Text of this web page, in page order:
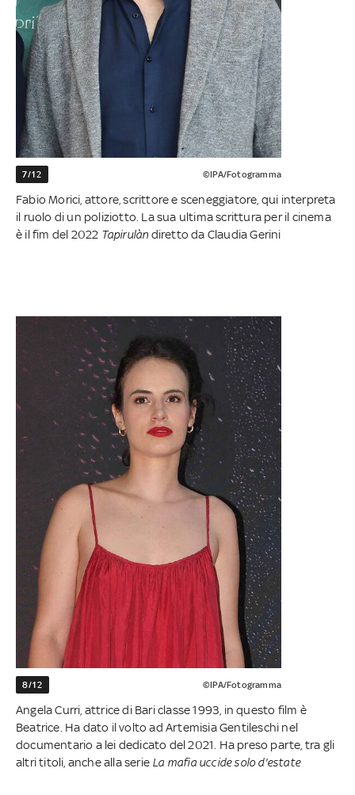
7/12 ©IPA/Fotogramma
Fabio Morici, attore, scrittore e sceneggiatore, qui interpreta
il ruolo di un poliziotto. La sua ultima scrittura per il cinema
è il fim del 2022 Tapirulàndiretto da Claudia Gerini
8/12 ©IPA/Fotogramma
Angela Curri, attrice di Bari classe 1993, in questo film è
Beatrice. Ha dato il volto ad Artemisia Gentileschi nel
documentario a lei dedicato del 2021. Ha preso parte, tra gli
altri titoli, anche alla serie La mafia uccide solo d'estate